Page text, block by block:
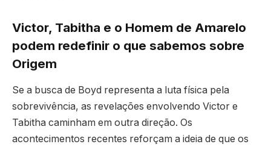
Victor, Tabitha e o Homem de Amarelo
podem redefinir o que sabemos sobre
Origem
Se a busca de Boyd representa a luta física pela
sobrevivência, as revelações envolvendo Victor e
Tabitha caminham em outra direção. Os
acontecimentos recentes reforçam a ideia de que os